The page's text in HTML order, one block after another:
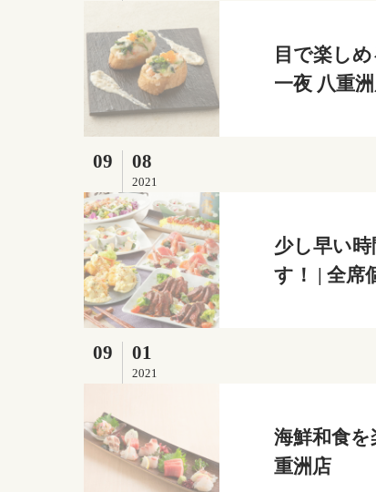
目で楽し
一夜 八重
09 08
2021
少し早い
す！ | 全席
09 01
2021
海鮮和食
重洲店